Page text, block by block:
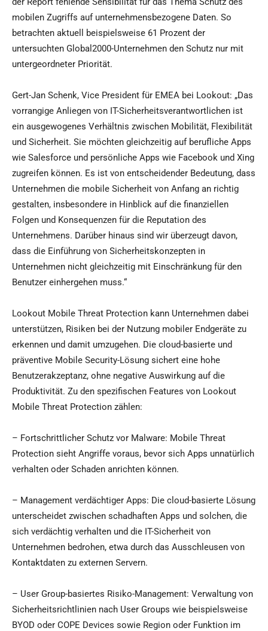
mobilen Zugriffs auf unternehmensbezogene Daten. So
betrachten aktuell beispielsweise 61 Prozent der
untersuchten Global2000-Unternehmen den Schutz nur mit
untergeordneter Priorität.
Gert-Jan Schenk, Vice President für EMEA bei Lookout: „Das
vorrangige Anliegen von IT-Sicherheitsverantwortlichen ist
ein ausgewogenes Verhältnis zwischen Mobilität, Flexibilität
und Sicherheit. Sie möchten gleichzeitig auf berufliche Apps
wie Salesforce und persönliche Apps wie Facebook und Xing
zugreifen können. Es ist von entscheidender Bedeutung, dass
Unternehmen die mobile Sicherheit von Anfang an richtig
gestalten, insbesondere in Hinblick auf die finanziellen
Folgen und Konsequenzen für die Reputation des
Unternehmens. Darüber hinaus sind wir überzeugt davon,
dass die Einführung von Sicherheitskonzepten in
Unternehmen nicht gleichzeitig mit Einschränkung für den
Benutzer einhergehen muss.“
Lookout Mobile Threat Protection kann Unternehmen dabei
unterstützen, Risiken bei der Nutzung mobiler Endgeräte zu
erkennen und damit umzugehen. Die cloud-basierte und
präventive Mobile Security-Lösung sichert eine hohe
Benutzerakzeptanz, ohne negative Auswirkung auf die
Produktivität. Zu den spezifischen Features von Lookout
Mobile Threat Protection zählen:
– Fortschrittlicher Schutz vor Malware: Mobile Threat
Protection sieht Angriffe voraus, bevor sich Apps unnatürlich
verhalten oder Schaden anrichten können.
– Management verdächtiger Apps: Die cloud-basierte Lösung
unterscheidet zwischen schadhaften Apps und solchen, die
sich verdächtig verhalten und die IT-Sicherheit von
Unternehmen bedrohen, etwa durch das Ausschleusen von
Kontaktdaten zu externen Servern.
– User Group-basiertes Risiko-Management: Verwaltung von
Sicherheitsrichtlinien nach User Groups wie beispielsweise
BYOD oder COPE Devices sowie Region oder Funktion im